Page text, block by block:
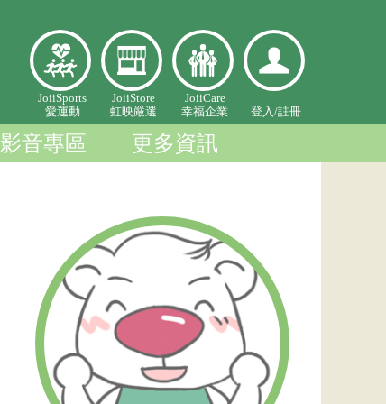
愛
運
動
虹映嚴
選
幸福企
業
人中心
JoiiSports
愛運動
JoiiStore
虹映嚴選
JoiiCare
幸福企業
登入/註冊
影音專區 更多資訊